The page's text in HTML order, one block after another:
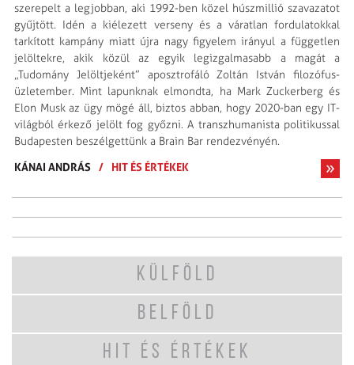
szerepelt a legjobban, aki 1992-ben közel húszmillió szavazatot
gyűjtött. Idén a kiélezett verseny és a váratlan fordulatokkal
tarkított kampány miatt újra nagy figyelem irányul a független
jelöltekre, akik közül az egyik legizgalmasabb a magát a
„Tudomány Jelöltjeként” aposztrofáló Zoltán István filozófus-
üzletember. Mint lapunknak elmondta, ha Mark Zuckerberg és
Elon Musk az ügy mögé áll, biztos abban, hogy 2020-ban egy IT-
világból érkező jelölt fog győzni. A transzhumanista politikussal
Budapesten beszélgettünk a Brain Bar rendezvényén.
KÁNAI ANDRÁS / HIT ÉS ÉRTÉKEK
KÜLFÖLD
BELFÖLD
HIT ÉS ÉRTÉKEK